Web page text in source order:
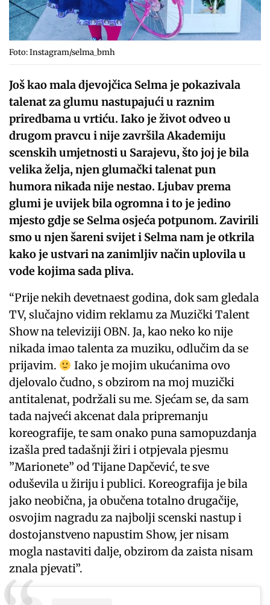
Foto: Instagram/selma_bmh
Još kao mala djevojčica Selma je pokazivala
talenat za glumu nastupajući u raznim
priredbama u vrtiću. Iako je život odveo u
drugom pravcu i nije završila Akademiju
scenskih umjetnosti u Sarajevu, što joj je bila
velika želja, njen glumački talenat pun
humora nikada nije nestao. Ljubav prema
glumi je uvijek bila ogromna i to je jedino
mjesto gdje se Selma osjeća potpunom. Zavirili
smo u njen šareni svijet i Selma nam je otkrila
kako je ustvari na zanimljiv način uplovila u
vode kojima sada pliva.
“Prije nekih devetnaest godina, dok sam gledala
TV, slučajno vidim reklamu za Muzički Talent
Show na televiziji OBN. Ja, kao neko ko nije
nikada imao talenta za muziku, odlučim da se
prijavim.
Iako je mojim ukućanima ovo
djelovalo čudno, s obzirom na moj muzički
antitalenat, podržali su me. Sjećam se, da sam
tada najveći akcenat dala pripremanju
koreografije, te sam onako puna samopuzdanja
izašla pred tadašnji žiri i otpjevala pjesmu
”Marionete” od Tijane Dapčević, te sve
oduševila u žiriju i publici. Koreografija je bila
jako neobična, ja obučena totalno drugačije,
osvojim nagradu za najbolji scenski nastup i
dostojanstveno napustim Show, jer nisam
mogla nastaviti dalje, obzirom da zaista nisam
znala pjevati”.